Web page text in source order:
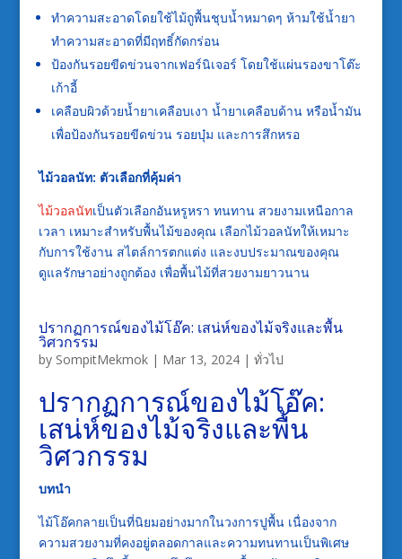
ทำความสะอาดโดยใช้ไม้ถูพื้นชุบน้ำหมาดๆ ห้ามใช้น้ำยา
ทำความสะอาดที่มีฤทธิ์กัดกร่อน
ป้องกันรอยขีดข่วนจากเฟอร์นิเจอร์ โดยใช้แผ่นรองขาโต๊ะ
เก้าอี้
เคลือบผิวด้วยน้ำยาเคลือบเงา น้ำยาเคลือบด้าน หรือน้ำมัน
เพื่อป้องกันรอยขีดข่วน รอยบุ๋ม และการสึกหรอ
ไม้วอลนัท: ตัวเลือกที่คุ้มค่า
ไม้วอลนัทเป็นตัวเลือกอันหรูหรา ทนทาน สวยงามเหนือกาล
เวลา เหมาะสำหรับพื้นไม้ของคุณ เลือกไม้วอลนัทให้เหมาะ
กับการใช้งาน สไตล์การตกแต่ง และงบประมาณของคุณ
ดูแลรักษาอย่างถูกต้อง เพื่อพื้นไม้ที่สวยงามยาวนาน
ปรากฏการณ์ของไม้โอ๊ค: เสน่ห์ของไม้จริงและพื้น
วิศวกรรม
by SompitMekmok| Mar 13, 2024| ทั่วไป
ปรากฏการณ์ของไม้โอ๊ค:
เสน่ห์ของไม้จริงและพื้น
วิศวกรรม
บทนำ
ไม้โอ๊คกลายเป็นที่นิยมอย่างมากในวงการปูพื้น เนื่องจาก
ความสวยงามที่คงอยู่ตลอดกาลและความทนทานเป็นพิเศษ